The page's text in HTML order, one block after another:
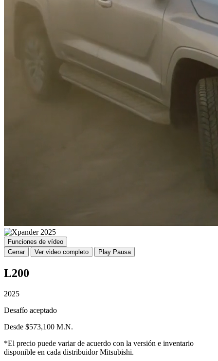
Funciones de vídeo
Cerrar
Ver video completo Play Pausa
L200
2025
Desafío aceptado
Desde $573,100 M.N.
*El precio puede variar de acuerdo con la versión e inventario
disponible en cada distribuidor Mitsubishi.